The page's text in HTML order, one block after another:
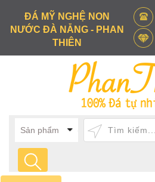
ĐÁ MỸ NGHỆ NON
NƯỚC ĐÀ NẴNG - PHAN
THIÊN